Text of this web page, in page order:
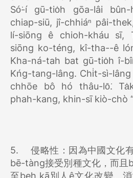
Só͘-í gū-tio̍h gōa-lâi
chiap-siū, jî-chhiáⁿ pâi-
lí-siōng ê chioh-kháu sī,
siōng ko-téng, kî-tha--ê
Kha-ná-tah bat gū-tio̍h î-
Kńg-tang-lâng. Chi̍t-sì-
chhōe bô hó thâu-lō͘.
phah-kang, khin-sī kiò-chò
5.
侵略性：因為中國文化
bē-tàng接受別種文化，而且
至beh kā別人ê文化改變、